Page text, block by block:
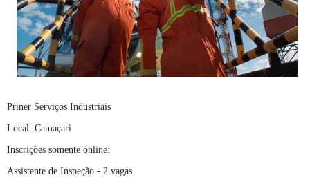
Priner Serviços Industriais
Local: Camaçari
Inscrições somente online:
Assistente de Inspeção - 2 vagas